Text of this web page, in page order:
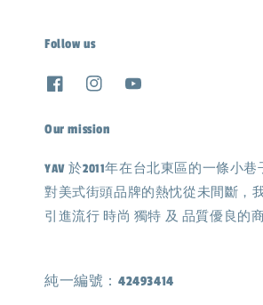
Follow us
Our mission
YAV 於2011年在台北東區的一條小
對美式街頭品牌的熱忱從未間斷，
引進流行 時尚 獨特 及 品質優良的
純一編號：42493414